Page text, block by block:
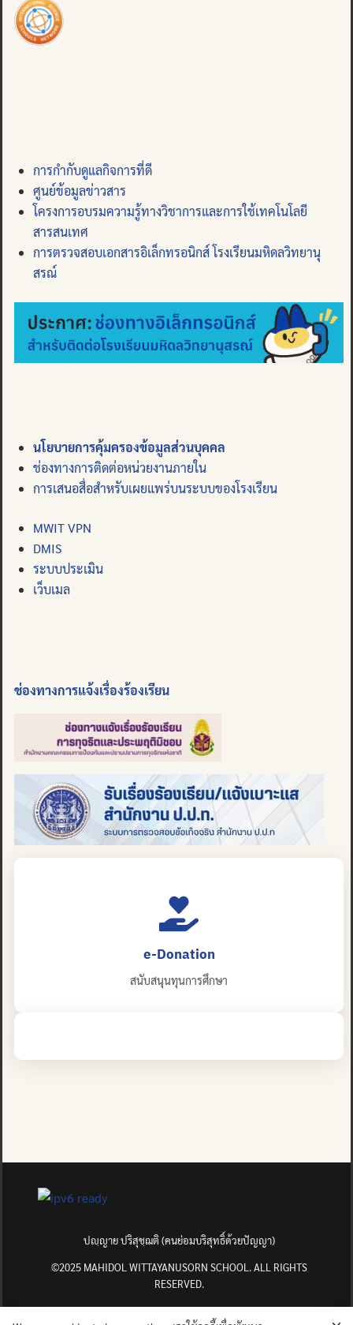
การกำกับดูแลกิจการที่ดี
ศูนย์ข้อมูลข่าวสาร
โครงการอบรมความรู้ทางวิชาการและการใช้เทคโนโลยี
สารสนเทศ
การตรวจสอบเอกสารอิเล็กทรอนิกส์ โรงเรียนมหิดลวิทยานุ
สรณ์
นโยบายการคุ้มครองข้อมูลส่วนบุคคล
ช่องทางการติดต่อหน่วยงานภายใน
การเสนอสื่อสำหรับเผยแพร่บนระบบของโรงเรียน
MWIT VPN
DMIS
ระบบประเมิน
เว็บเมล
ช่องทางการแจ้งเรื่องร้องเรียน
e-Donation
สนับสนุนทุนการศึกษา
ปญฺญาย ปริสุชฺฌติ (คนย่อมบริสุทธิ์ด้วยปัญญา)
©2025 MAHIDOL WITTAYANUSORN SCHOOL. ALL RIGHTS
RESERVED.